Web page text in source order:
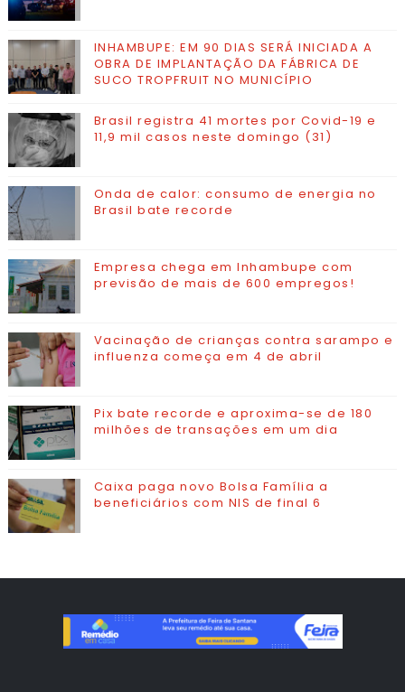
INHAMBUPE: EM 90 DIAS SERÁ INICIADA A
OBRA DE IMPLANTAÇÃO DA FÁBRICA DE
SUCO TROPFRUIT NO MUNICÍPIO
Brasil registra 41 mortes por Covid-19 e
11,9 mil casos neste domingo (31)
Onda de calor: consumo de energia no
Brasil bate recorde
Empresa chega em Inhambupe com
previsão de mais de 600 empregos!
Vacinação de crianças contra sarampo e
influenza começa em 4 de abril
Pix bate recorde e aproxima-se de 180
milhões de transações em um dia
Caixa paga novo Bolsa Família a
beneficiários com NIS de final 6